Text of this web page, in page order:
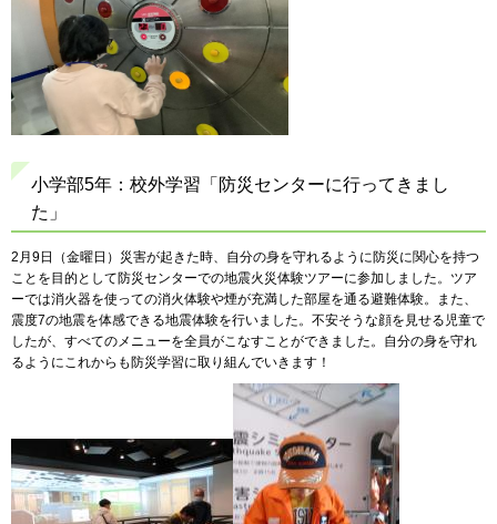
小学部5年：校外学習「防災センターに行ってきまし
た」
2月9日（金曜日）災害が起きた時、自分の身を守れるように防災に関心を持つ
ことを目的として防災センターでの地震火災体験ツアーに参加しました。ツア
ーでは消火器を使っての消火体験や煙が充満した部屋を通る避難体験。また、
震度7の地震を体感できる地震体験を行いました。不安そうな顔を見せる児童で
したが、すべてのメニューを全員がこなすことができました。自分の身を守れ
るようにこれからも防災学習に取り組んでいきます！